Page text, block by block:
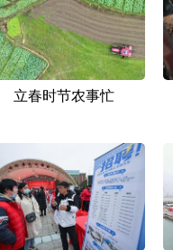
立春时节农事忙